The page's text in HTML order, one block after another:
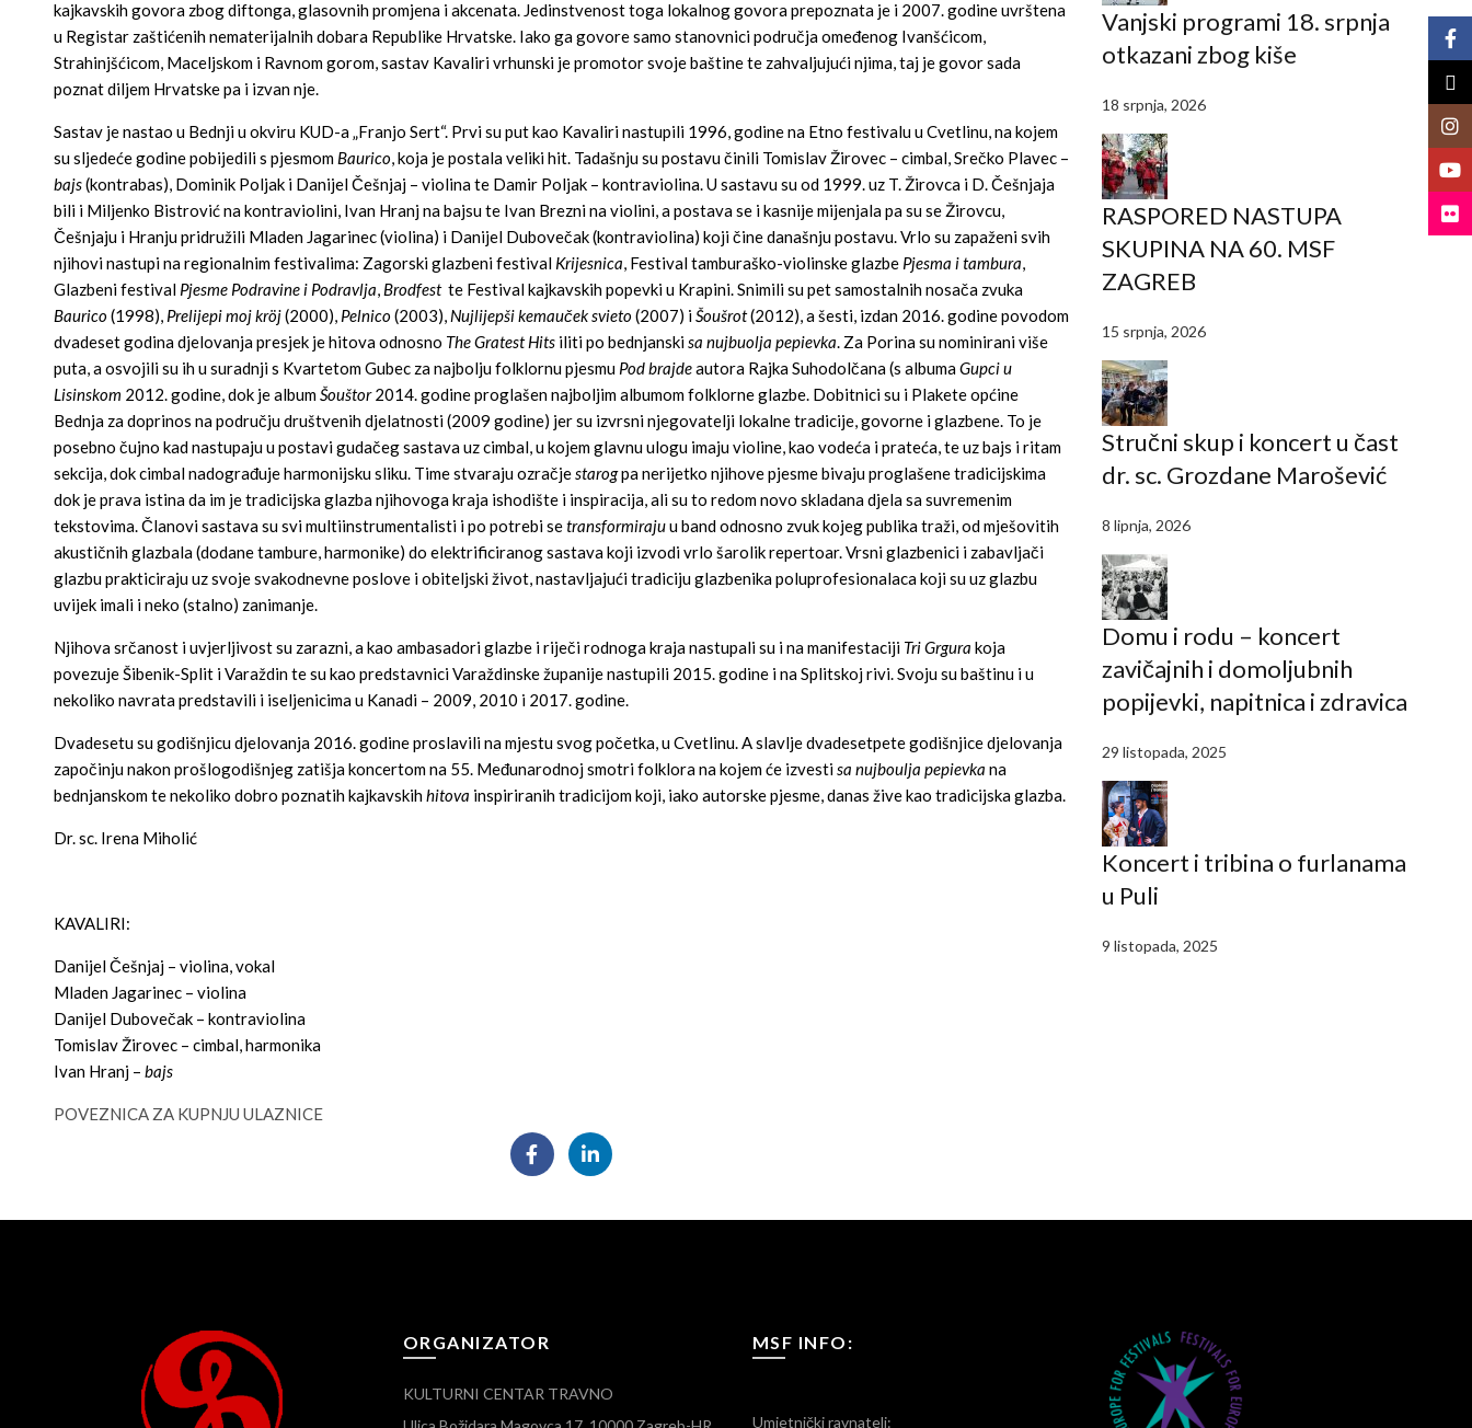
kajkavskih govora zbog diftonga, glasovnih promjena i akcenata. Jedinstvenost toga lokalnog govora prepoznata je i 2007. godine uvrštena
u Registar zaštićenih nematerijalnih dobara Republike Hrvatske. Iako ga govore samo stanovnici područja omeđenog Ivanšćicom,
Strahinjšćicom, Maceljskom i Ravnom gorom, sastav Kavaliri vrhunski je promotor svoje baštine te zahvaljujući njima, taj je govor sada
poznat diljem Hrvatske pa i izvan nje.
Sastav je nastao u Bednji u okviru KUD-a „Franjo Sert“. Prvi su put kao Kavaliri nastupili 1996, godine na Etno festivalu u Cvetlinu, na kojem
su sljedeće godine pobijedili s pjesmom Baurico, koja je postala veliki hit. Tadašnju su postavu činili Tomislav Žirovec – cimbal, Srečko Plavec –
bajs(kontrabas), Dominik Poljak i Danijel Češnjaj – violina te Damir Poljak – kontraviolina. U sastavu su od 1999. uz T. Žirovca i D. Češnjaja
bili i Miljenko Bistrović na kontraviolini, Ivan Hranj na bajsu te Ivan Brezni na violini, a postava se i kasnije mijenjala pa su se Žirovcu,
Češnjaju i Hranju pridružili Mladen Jagarinec (violina) i Danijel Dubovečak (kontraviolina) koji čine današnju postavu. Vrlo su zapaženi svih
njihovi nastupi na regionalnim festivalima: Zagorski glazbeni festival Krijesnica, Festival tamburaško-violinske glazbe Pjesma i tambura,
Glazbeni festival Pjesme Podravine i Podravlja, Brodfestte Festival kajkavskih popevki u Krapini. Snimili su pet samostalnih nosača zvuka
Baurico(1998), Prelijepi moj kröj(2000), Pelnico(2003), Nujlijepši kemauček svieto(2007) iŠoušrot(2012), a šesti, izdan 2016. godine povodom
dvadeset godina djelovanja presjek je hitova odnosno The Gratest Hitsiliti po bednjanskisa nujbuolja pepievka. Za Porina su nominirani više
puta, a osvojili su ih u suradnji s Kvartetom Gubec za najbolju folklornu pjesmu Pod brajdeautora Rajka Suhodolčana (s albumaGupci u
Lisinskom 2012. godine, dok je albumŠouštor2014. godine proglašen najboljim albumom folklorne glazbe. Dobitnici su i Plakete općine
Bednja za doprinos na području društvenih djelatnosti (2009 godine) jer su izvrsni njegovatelji lokalne tradicije, govorne i glazbene. To je
posebno čujno kad nastupaju u postavi gudačeg sastava uz cimbal, u kojem glavnu ulogu imaju violine, kao vodeća i prateća, te uz bajs i ritam
sekcija, dok cimbal nadograđuje harmonijsku sliku. Time stvaraju ozračjestarogpa nerijetko njihove pjesme bivaju proglašene tradicijskima
dok je prava istina da im je tradicijska glazba njihovoga kraja ishodište i inspiracija, ali su to redom novo skladana djela sa suvremenim
tekstovima. Članovi sastava su svi multiinstrumentalisti i po potrebi setransformirajuu band odnosno zvuk kojeg publika traži, od mješovitih
akustičnih glazbala (dodane tambure, harmonike) do elektrificiranog sastava koji izvodi vrlo šarolik repertoar. Vrsni glazbenici i zabavljači
glazbu prakticiraju uz svoje svakodnevne poslove i obiteljski život, nastavljajući tradiciju glazbenika poluprofesionalaca koji su uz glazbu
uvijek imali i neko (stalno) zanimanje.
Njihova srčanost i uvjerljivost su zarazni, a kao ambasadori glazbe i riječi rodnoga kraja nastupali su i na manifestaciji Tri Grgura koja
povezuje Šibenik-Split i Varaždin te su kao predstavnici Varaždinske županije nastupili 2015. godine i na Splitskoj rivi. Svoju su baštinu i u
nekoliko navrata predstavili i iseljenicima u Kanadi – 2009, 2010 i 2017. godine.
Dvadesetu su godišnjicu djelovanja 2016. godine proslavili na mjestu svog početka, u Cvetlinu. A slavlje dvadesetpete godišnjice djelovanja
započinju nakon prošlogodišnjeg zatišja koncertom na 55. Međunarodnoj smotri folklora na kojem će izvestisa nujboulja pepievka na
bednjanskom te nekoliko dobro poznatih kajkavskihhitova inspiriranih tradicijom koji, iako autorske pjesme, danas žive kao tradicijska glazba.
Dr. sc. Irena Miholić
KAVALIRI:
Danijel Češnjaj – violina, vokal
Mladen Jagarinec – violina
Danijel Dubovečak – kontraviolina
Tomislav Žirovec – cimbal, harmonika
Ivan Hranj – bajs
POVEZNICA ZA KUPNJU ULAZNICE
Vanjski programi 18. srpnja
otkazani zbog kiše
18 srpnja, 2026
RASPORED NASTUPA
SKUPINA NA 60. MSF
ZAGREB
15 srpnja, 2026
Stručni skup i koncert u čast
dr. sc. Grozdane Marošević
8 lipnja, 2026
Domu i rodu – koncert
zavičajnih i domoljubnih
popijevki, napitnica i zdravica
29 listopada, 2025
Koncert i tribina o furlanama
u Puli
9 listopada, 2025
ORGANIZATOR
KULTURNI CENTAR TRAVNO
MSF INFO:
Umjetnički ravnatelj:
Flickr